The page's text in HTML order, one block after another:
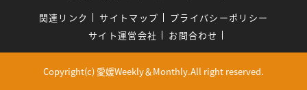
関連リンク サイトマップ
プライバシーポリシー
サイト運営会社
お問合わせ
Copyright(c) 愛媛Weekly＆Monthly.All right reserved.